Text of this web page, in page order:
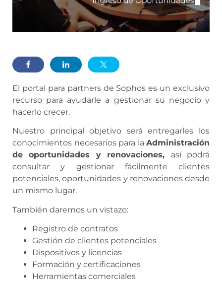
El portal para partners de Sophos es un exclusivo
recurso para ayudarle a gestionar su negocio y
hacerlo crecer.
Nuestro principal objetivo será entregarles los
conocimientos necesarios para la Administración
de oportunidades y renovaciones, así podrá
consultar y gestionar fácilmente clientes
potenciales, oportunidades y renovaciones desde
un mismo lugar.
También daremos un vistazo:
Registro de contratos
Gestión de clientes potenciales
Dispositivos y licencias
Formación y certificaciones
Herramientas comerciales